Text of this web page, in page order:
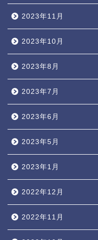
2023年11月
2023年10月
2023年8月
2023年7月
2023年6月
2023年5月
2023年1月
2022年12月
2022年11月